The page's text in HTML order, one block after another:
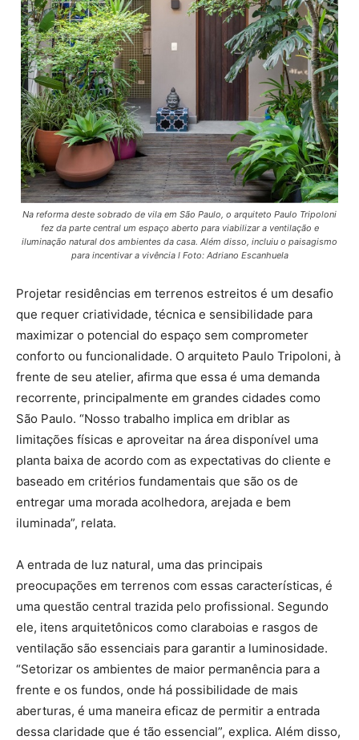
Na reforma deste sobrado de vila em São Paulo, o arquiteto Paulo Tripoloni
fez da parte central um espaço aberto para viabilizar a ventilação e
iluminação natural dos ambientes da casa. Além disso, incluiu o paisagismo
para incentivar a vivência l Foto: Adriano Escanhuela
Projetar residências em terrenos estreitos é um desafio
que requer criatividade, técnica e sensibilidade para
maximizar o potencial do espaço sem comprometer
conforto ou funcionalidade. O arquiteto Paulo Tripoloni, à
frente de seu atelier, afirma que essa é uma demanda
recorrente, principalmente em grandes cidades como
São Paulo. “Nosso trabalho implica em driblar as
limitações físicas e aproveitar na área disponível uma
planta baixa de acordo com as expectativas do cliente e
baseado em critérios fundamentais que são os de
entregar uma morada acolhedora, arejada e bem
iluminada”, relata.
A entrada de luz natural, uma das principais
preocupações em terrenos com essas características, é
uma questão central trazida pelo profissional. Segundo
ele, itens arquitetônicos como claraboias e rasgos de
ventilação são essenciais para garantir a luminosidade.
“Setorizar os ambientes de maior permanência para a
frente e os fundos, onde há possibilidade de mais
aberturas, é uma maneira eficaz de permitir a entrada
dessa claridade que é tão essencial”, explica. Além disso,